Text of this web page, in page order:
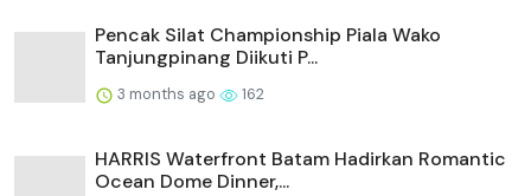
Pencak Silat Championship Piala Wako
Tanjungpinang Diikuti P...
3 months ago 162
HARRIS Waterfront Batam Hadirkan Romantic
Ocean Dome Dinner,...